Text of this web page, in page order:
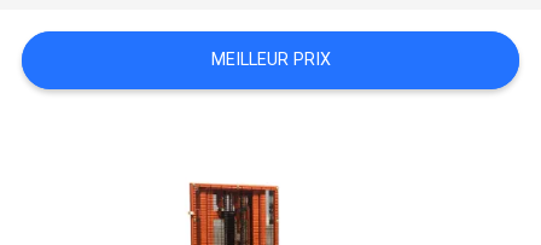
NOUVELLES
MEILLEUR PRIX